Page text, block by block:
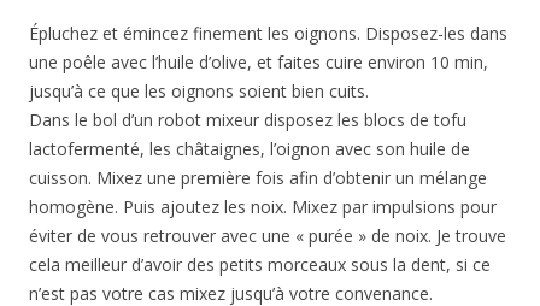
Épluchez et émincez finement les oignons. Disposez-les dans
une poêle avec l’huile d’olive, et faites cuire environ 10 min,
jusqu’à ce que les oignons soient bien cuits.
Dans le bol d’un robot mixeur disposez les blocs de tofu
lactofermenté, les châtaignes, l’oignon avec son huile de
cuisson. Mixez une première fois afin d’obtenir un mélange
homogène. Puis ajoutez les noix. Mixez par impulsions pour
éviter de vous retrouver avec une « purée » de noix. Je trouve
cela meilleur d’avoir des petits morceaux sous la dent, si ce
n’est pas votre cas mixez jusqu’à votre convenance.